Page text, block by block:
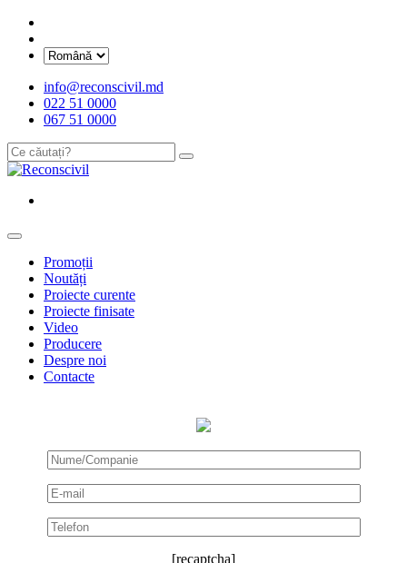
info@reconscivil.md
022 51 0000
067 51 0000
Promoții
Noutăți
Proiecte curente
Proiecte finisate
Video
Producere
Despre noi
Contacte
[recaptcha]